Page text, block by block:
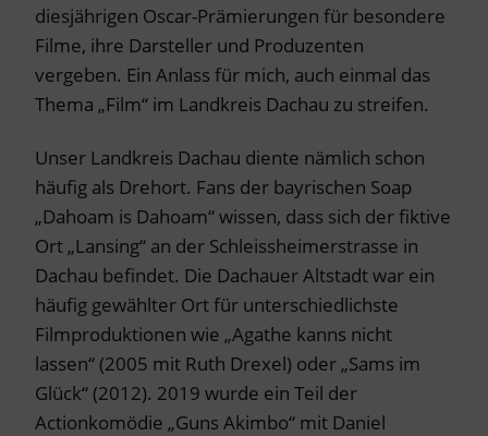
diesjährigen Oscar-Prämierungen für besondere
Filme, ihre Darsteller und Produzenten
vergeben. Ein Anlass für mich, auch einmal das
Thema „Film“ im Landkreis Dachau zu streifen.
Unser Landkreis Dachau diente nämlich schon
häufig als Drehort. Fans der bayrischen Soap
„Dahoam is Dahoam“ wissen, dass sich der fiktive
Ort „Lansing“ an der Schleissheimerstrasse in
Dachau befindet. Die Dachauer Altstadt war ein
häufig gewählter Ort für unterschiedlichste
Filmproduktionen wie „Agathe kanns nicht
lassen“ (2005 mit Ruth Drexel) oder „Sams im
Glück“ (2012). 2019 wurde ein Teil der
Actionkomödie „Guns Akimbo“ mit Daniel